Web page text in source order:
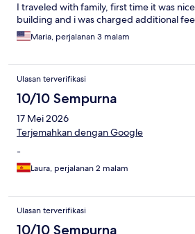
I traveled with family, first time it was
building and i was charged additional
Maria, perjalanan 3 malam
Ulasan terverifikasi
10/10 Sempurna
17 Mei 2026
Terjemahkan dengan Google
-
Laura, perjalanan 2 malam
Ulasan terverifikasi
10/10 Sempurna